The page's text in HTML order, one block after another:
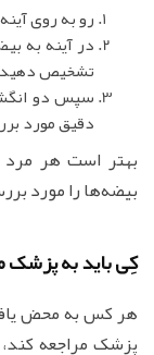
رو به روی
در آینه به
تشخیص
سپس دو
دقیق مورد
بهتر است هر مرد
بیضه‌ها را مورد
کِی باید به پزشک
هر کس به محض
پزشک مراجعه